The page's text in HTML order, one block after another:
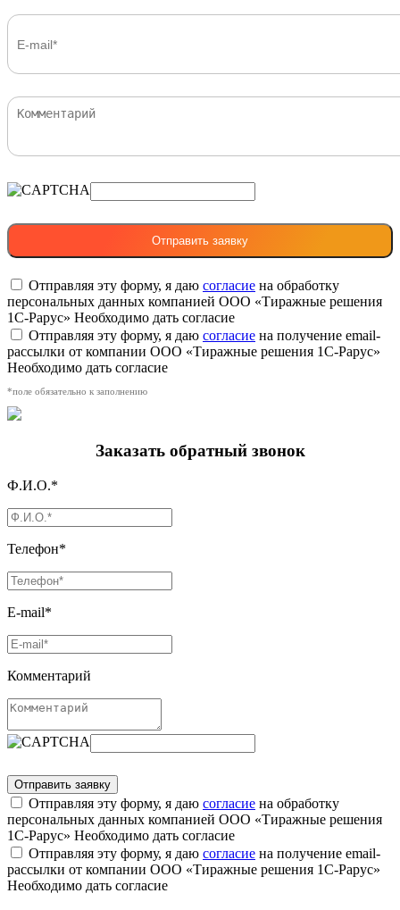
Отправляя эту форму, я даю согласие на обработку
персональных данных компанией ООО «Тиражные решения
1С-Рарус» Необходимо дать согласие
Отправляя эту форму, я даю согласие на получение email-
рассылки от компании ООО «Тиражные решения 1С-Рарус»
Необходимо дать согласие
*поле обязательно к заполнению
Заказать обратный звонок
Ф.И.О.*
Телефон*
E-mail*
Комментарий
Отправляя эту форму, я даю согласие на обработку
персональных данных компанией ООО «Тиражные решения
1С-Рарус» Необходимо дать согласие
Отправляя эту форму, я даю согласие на получение email-
рассылки от компании ООО «Тиражные решения 1С-Рарус»
Необходимо дать согласие